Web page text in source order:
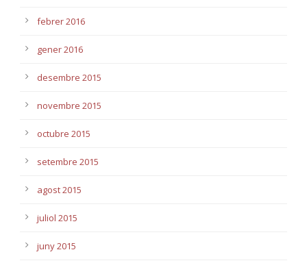
febrer 2016
gener 2016
desembre 2015
novembre 2015
octubre 2015
setembre 2015
agost 2015
juliol 2015
juny 2015